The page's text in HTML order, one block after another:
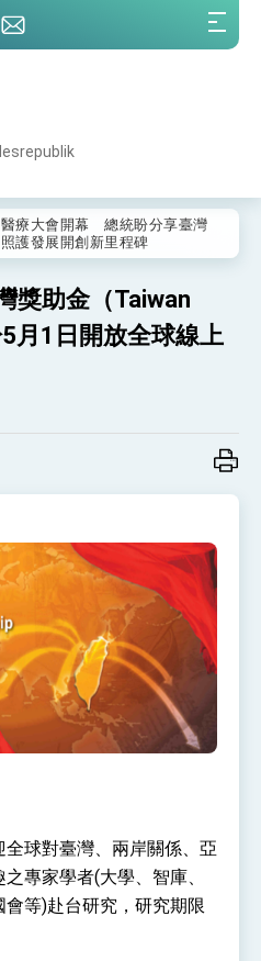
化台美交流合作
療大會開幕 總統盼分享臺灣
護發展開創新里程碑
與健康產業展」預告短片，向
全球健康的創新能量
返國談話 強調臺灣人有權利
念相近國家共同維護國際秩序
春茶敘 盼化分歧為團結、為
步
項產品豁免對等關稅
」（AFP）專訪內容
《外交事務》撰文指出：自由
結合作方能守護繁榮
席《台灣光華雜誌》50週年慶
世界的光華」開幕式，期許數
50年
經濟繁榮夥伴對話」記者會 說
略方向 盼與民主夥伴共同引
榮
受印尼「時代雜誌」專訪，闡
接見美國智庫「德國馬歇爾基金
深化跨大西洋戰略夥伴關係
段性成果 卓揆期勉爭取時間完
協定」簽署
判階段性結果有助臺灣取得有
持「臺美對等貿易協定」簽署
獎助金（Taiwan
月1日開放全球線上
全球對臺灣、兩岸關係、亞
專家學者(大學、智庫、
等)赴台研究，研究期限